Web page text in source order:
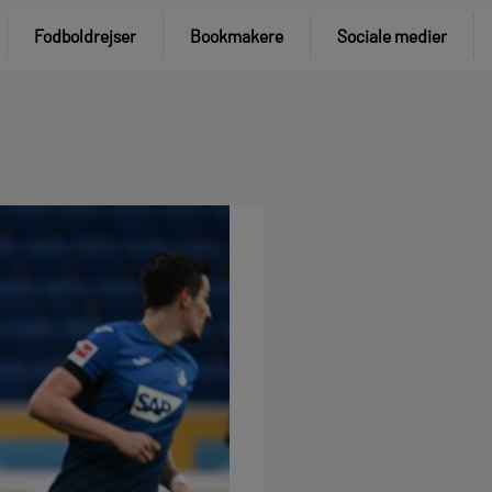
Fodboldrejser Bookmakere Sociale medier